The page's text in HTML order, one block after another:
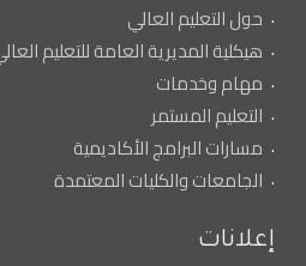
حول التعليم العالي
هيكلية المديرية العامة للتعليم العالي
مهام وخدمات
التعليم المستمر
مسارات البرامج الأكاديمية
الجامعات والكليات المعتمدة
إعلانات